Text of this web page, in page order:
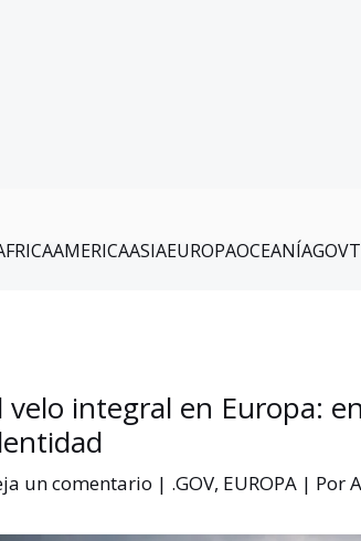
AMERICAASIAEUROPAOCEANÍAGOV
velo integral en Europa:
un comentario | .GOV, EUROPA| Por